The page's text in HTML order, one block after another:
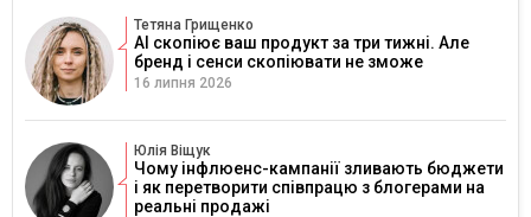
Тетяна Грищенко
AI скопіює ваш продукт за три тижні. Але
бренд і сенси скопіювати не зможе
16 липня 2026
Юлія Віщук
Чому інфлюенс-кампанії зливають бюджети
і як перетворити співпрацю з блогерами на
реальні продажі